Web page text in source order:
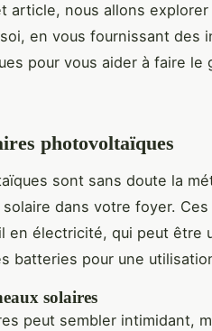
article, nous allons
en vous fournissant des
pour vous aider à faire le
photovoltaïques
sont sans doute la
dans votre foyer. Ces
en électricité, qui peut être
batteries pour une
solaires
peut sembler intimidant,